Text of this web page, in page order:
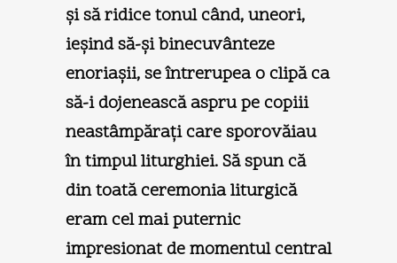
şi să ridice tonul când, uneori,
ieşind să-şi binecuvânteze
enoriaşii, se întrerupea o clipă ca
să-i dojenească aspru pe copiii
neastâmpăraţi care sporovăiau
în timpul liturghiei. Să spun că
din toată ceremonia liturgică
eram cel mai puternic
impresionat de momentul central